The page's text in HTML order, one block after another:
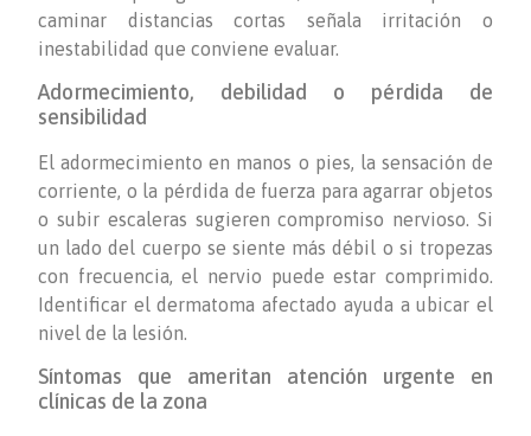
caminar distancias cortas señala irritación o
inestabilidad que conviene evaluar.
Adormecimiento, debilidad o pérdida de
sensibilidad
El adormecimiento en manos o pies, la sensación de
corriente, o la pérdida de fuerza para agarrar objetos
o subir escaleras sugieren compromiso nervioso. Si
un lado del cuerpo se siente más débil o si tropezas
con frecuencia, el nervio puede estar comprimido.
Identificar el dermatoma afectado ayuda a ubicar el
nivel de la lesión.
Síntomas que ameritan atención urgente en
clínicas de la zona